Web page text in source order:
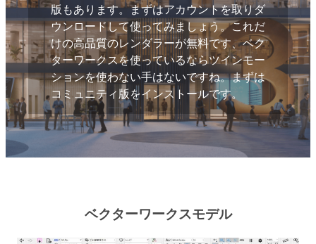
版もあります。まずはアカウントを取りダ
ウンロードして使ってみましょう。これだ
けの高品質のレンダラーが無料です、ベク
ターワークスを使っているならツインモー
ションを使わない手はないですね。まずは
コミュニティ版をインストールです。
ベクターワークスモデル